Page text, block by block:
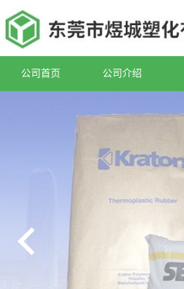
公司首页 公司介绍